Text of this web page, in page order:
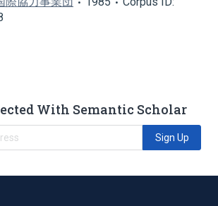
With Semantic Scholar
Sign Up